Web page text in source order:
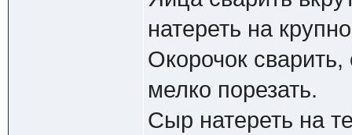
натереть на
Окорочок сварить,
мелко порезать.
Сыр натереть на